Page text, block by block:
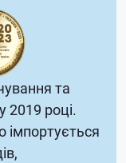
та
2019 році.
імпортується